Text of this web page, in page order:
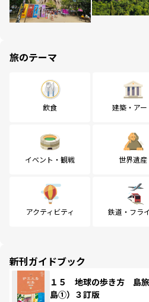
旅のテーマ
飲食 建築・アー
イベント・観戦 世界遺産
アクティビティ 鉄道・フラ
新刊ガイドブック
１５ 地球の歩き方 島
島①）３訂版